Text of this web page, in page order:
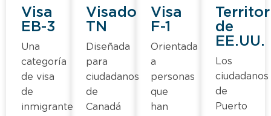
Visa
EB-3
Una
categoría
de visa
de
inmigrante
Visado
TN
Diseñada
para
ciudadanos
de
Canadá
Visa
F-1
Orientada
a
personas
que
han
de
EE.UU.
Los
ciudadanos
de
Puerto